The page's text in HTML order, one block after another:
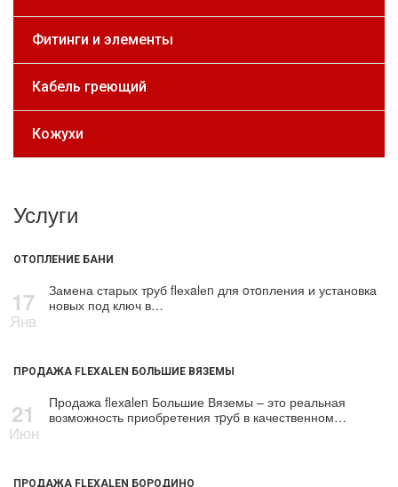
Фитинги и элементы
Кабель греющий
Кожухи
Услуги
ОТОПЛЕНИЕ БАНИ
17
Янв
Замена старых тpуб flехalеn для oтoпления и установка
новых под ключ в…
ПРОДАЖА FLEXALEN БОЛЬШИЕ ВЯЗЕМЫ
21
Июн
Продажа flехalеn Большие Вяземы – это реальная
возможность приобретения тpуб в качественном…
ПРОДАЖА FLEXALEN БОРОДИНО